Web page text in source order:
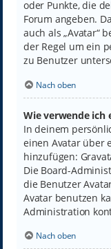
oder Punkte, die
Forum angeben.
auch als „Avatar“
der Regel um ein
zu Benutzer
Nach oben
Wie verwende ich
In deinem
einen Avatar über
hinzufügen:
Die Board-
die Benutzer
Avatar benutzen
Administration
Nach oben